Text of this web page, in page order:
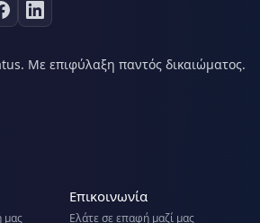
Με επιφύλαξη παντός δικαιώματος.
μας
Επικοινωνία
Ελάτε σε επαφή μαζί μας